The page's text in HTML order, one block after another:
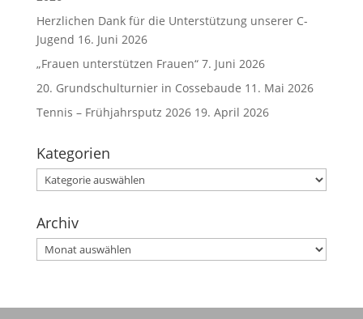
Herzlichen Dank für die Unterstützung unserer C-
Jugend 16. Juni 2026
„Frauen unterstützen Frauen“ 7. Juni 2026
20. Grundschulturnier in Cossebaude 11. Mai 2026
Tennis – Frühjahrsputz 2026 19. April 2026
Kategorien
Kategorien
Archiv
Archiv